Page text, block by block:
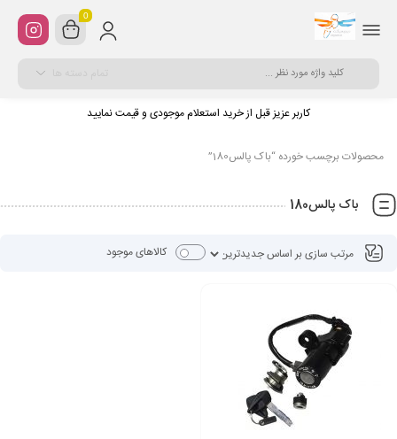
0
کاربر عزیز قبل از خرید استعلام موجودی و قیمت نمایید
محصولات برچسب خورده “باک پالس180”
باک پالس180
کالاهای موجود